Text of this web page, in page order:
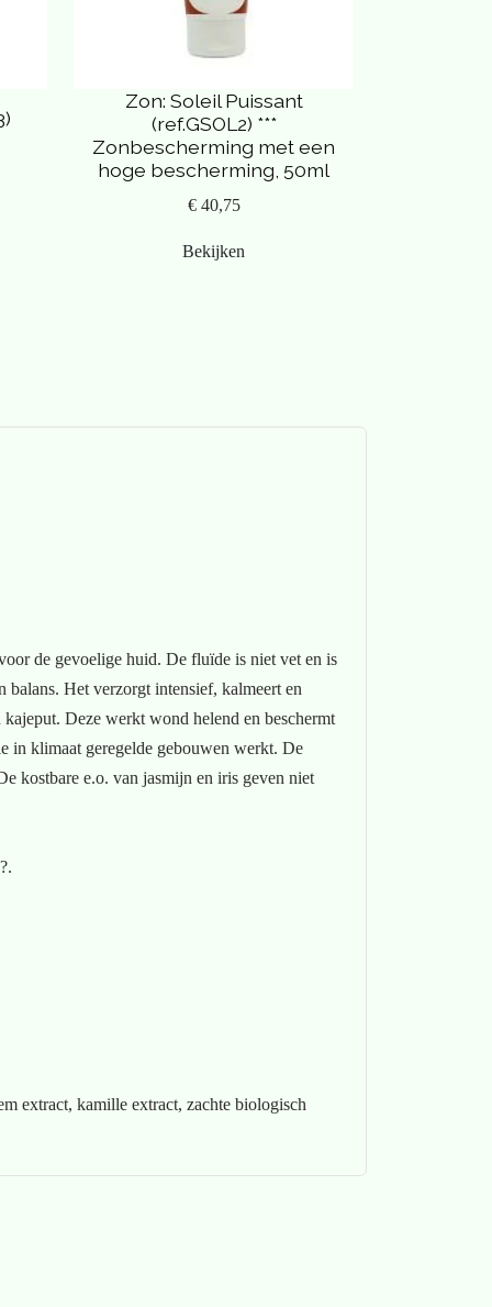
Zon: Soleil Puissant
(ref.GSOL2) ***
Zonbescherming met een
hoge bescherming, 50ml
€ 40,75
Bekijken
de gevoelige huid. De fluïde is niet vet en is
Het verzorgt intensief, kalmeert en
Deze werkt wond helend en beschermt
in klimaat geregelde gebouwen werkt. De
kostbare e.o. van jasmijn en iris geven niet
extract, kamille extract, zachte biologisch